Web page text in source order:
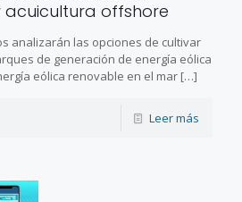
offshore
analizarán las opciones de cultivar
de generación de energía eólica
eólica renovable en el mar […]
Leer más